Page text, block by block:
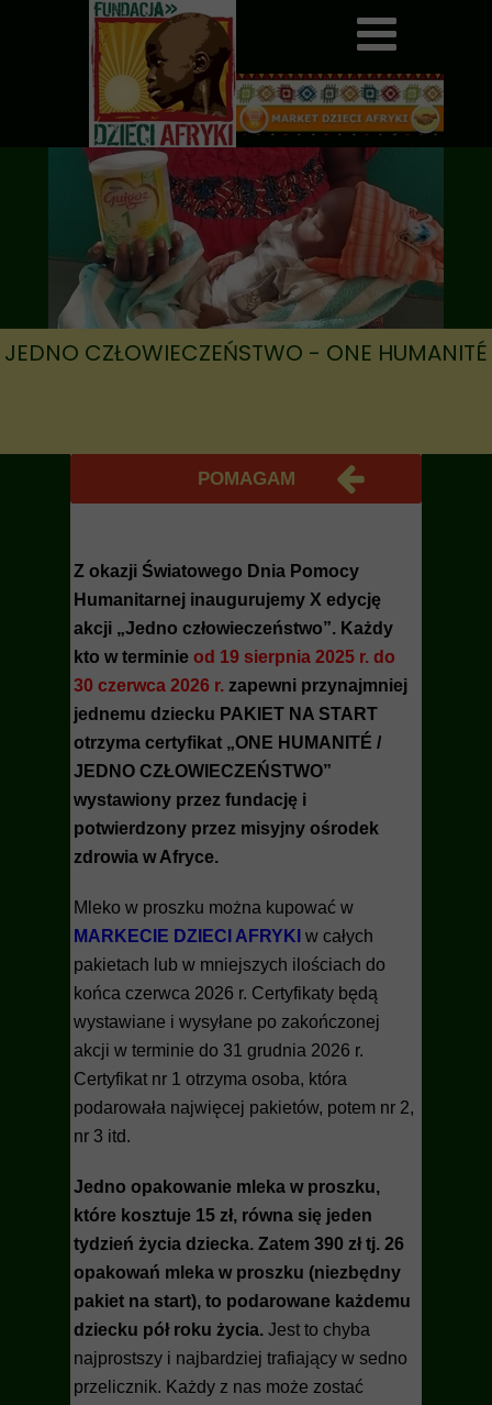
POMAGAM
JEDNO CZŁOWIECZEŃSTWO - ONE HUMANITÉ
Z okazji Światowego Dnia Pomocy
Humanitarnej inaugurujemy X edycję
akcji „Jedno człowieczeństwo”. Każdy
kto w terminie od 19 sierpnia 2025 r. do
30 czerwca 2026 r. zapewni przynajmniej
jednemu dziecku PAKIET NA START
otrzyma certyfikat „ONE HUMANITÉ /
JEDNO CZŁOWIECZEŃSTWO”
wystawiony przez fundację i
potwierdzony przez misyjny ośrodek
zdrowia w Afryce.
Mleko w proszku można kupować w
MARKECIE DZIECI AFRYKI w całych
pakietach lub w mniejszych ilościach do
końca czerwca 2026 r. Certyfikaty będą
wystawiane i wysyłane po zakończonej
akcji w terminie do 31 grudnia 2026 r.
Certyfikat nr 1 otrzyma osoba, która
podarowała najwięcej pakietów, potem nr 2,
nr 3 itd.
Jedno opakowanie mleka w proszku,
które kosztuje 15 zł, równa się jeden
tydzień życia dziecka. Zatem 390 zł tj. 26
opakowań mleka w proszku (niezbędny
pakiet na start), to podarowane każdemu
dziecku pół roku życia. Jest to chyba
najprostszy i najbardziej trafiający w sedno
przelicznik. Każdy z nas może zostać